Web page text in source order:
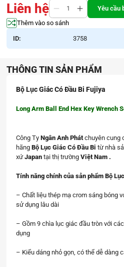
Liên hệ
Yêu cầu
Thêm vào so sánh
ID: 3758
THÔNG TIN SẢN PHẨM
Bộ Lục Giác Có Đầu Bi Fujiya
Long Arm Ball End Hex Key Wrench
Công Ty Ngân Anh Phátchuyên cung
hãngBộ Lục Giác Có Đầu Bi từ nhà
xứJapantại thị trường Việt Nam .
Tính năng chính của sản phẩm Bộ
– Chất liệu thép mạ crom sáng bóng
sử dụng lâu dài
– Gồm 9 chìa lục giác đầu tròn với
dụng
– Kiểu dáng nhỏ gọn, có thể dễ dàng